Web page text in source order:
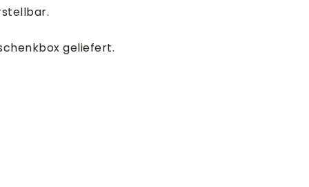
geliefert.